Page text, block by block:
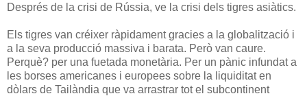
Després de la crisi de Rússia, ve la crisi dels tigres asiàtics.
Els tigres van créixer ràpidament gracies a la globalització i
a la seva producció massiva i barata. Però van caure.
Perquè? per una fuetada monetària. Per un pànic infundat a
les borses americanes i europees sobre la liquiditat en
dòlars de Tailàndia que va arrastrar tot el subcontinent